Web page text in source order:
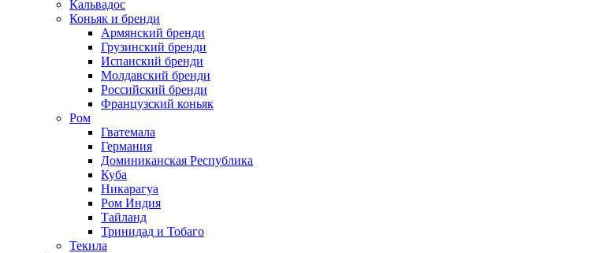
Кальвадос
Коньяк и бренди
Армянский бренди
Грузинский бренди
Испанский бренди
Молдавский бренди
Российский бренди
Французский коньяк
Ром
Гватемала
Германия
Доминиканская Республика
Куба
Никарагуа
Ром Индия
Тайланд
Тринидад и Тобаго
Текила